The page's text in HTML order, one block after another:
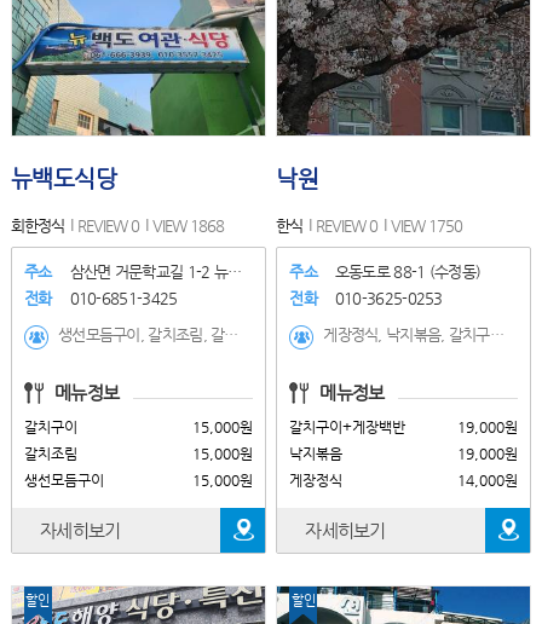
뉴백도식당
회한정식 REVIEW 0 VIEW 1868
주소
삼산면 거문학교길 1-2 뉴백도식..
전화
010-6851-3425
생선모듬구이, 갈치조림, 갈치구이, 매운탕, 백반, 꽃게탕, 돼지묵은지찜/김치찌개, 전복죽, 회정식(특), 회정식(1인), 전복(1kg), 홍해삼, 해삼, 소라
메뉴정보
갈치구이
15,000원
갈치조림
15,000원
생선모듬구이
15,000원
자세히보기
낙원
한식 REVIEW 0 VIEW 1750
주소
오동도로 88-1 (수정동)
전화
010-3625-0253
게장정식, 낙지볶음, 갈치구이+게장백반, 갈치조림+게장정식
메뉴정보
갈치구이+게장백반
19,000원
낙지볶음
19,000원
게장정식
14,000원
자세히보기
할인 할인